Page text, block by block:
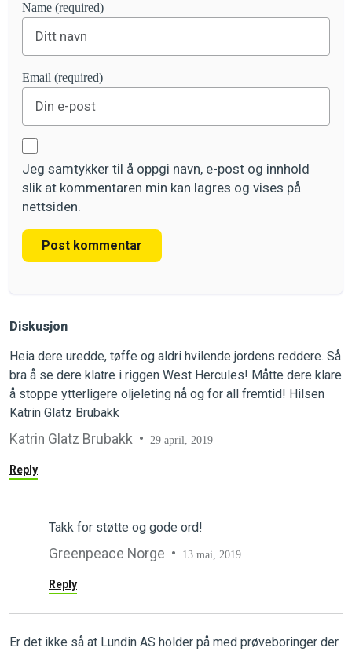
Name (required)
Email (required)
Jeg samtykker til å oppgi navn, e-post og innhold
slik at kommentaren min kan lagres og vises på
nettsiden.
Post kommentar
Diskusjon
Heia dere uredde, tøffe og aldri hvilende jordens reddere. Så
bra å se dere klatre i riggen West Hercules! Måtte dere klare
å stoppe ytterligere oljeleting nå og for all fremtid! Hilsen
Katrin Glatz Brubakk
Katrin Glatz Brubakk 29 april, 2019
Reply
Takk for støtte og gode ord!
Greenpeace Norge 13 mai, 2019
Reply
Er det ikke så at Lundin AS holder på med prøveboringer der